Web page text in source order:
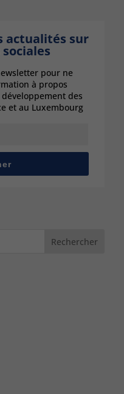
actualités sur
pour ne
à propos
des
et au Luxembourg
Rechercher